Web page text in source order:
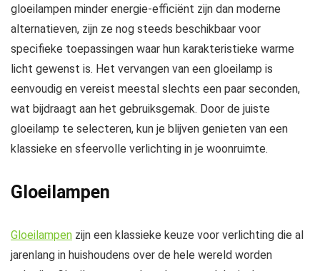
gloeilampen minder energie-efficiënt zijn dan moderne
alternatieven, zijn ze nog steeds beschikbaar voor
specifieke toepassingen waar hun karakteristieke warme
licht gewenst is. Het vervangen van een gloeilamp is
eenvoudig en vereist meestal slechts een paar seconden,
wat bijdraagt aan het gebruiksgemak. Door de juiste
gloeilamp te selecteren, kun je blijven genieten van een
klassieke en sfeervolle verlichting in je woonruimte.
Gloeilampen
Gloeilampen zijn een klassieke keuze voor verlichting die al
jarenlang in huishoudens over de hele wereld worden